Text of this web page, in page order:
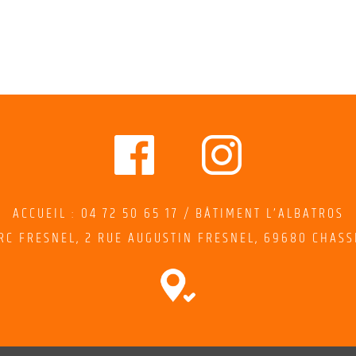
ACCUEIL : 04 72 50 65 17 / BÂTIMENT L’ALBATROS
FRESNEL, 2 RUE AUGUSTIN FRESNEL, 69680